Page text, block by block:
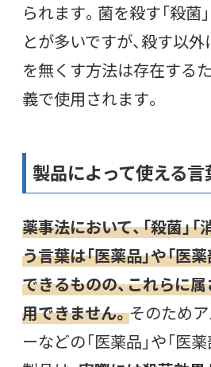
られます。菌を殺す「殺菌
とが多いですが、殺す以
を無くす方法は存在する
義で使用されます。
製品によって使える言
薬事法において、「殺菌」「
う言葉は「医薬品」や「医
できるものの、これらに
用できません。そのため
ーなどの「医薬品」や「医